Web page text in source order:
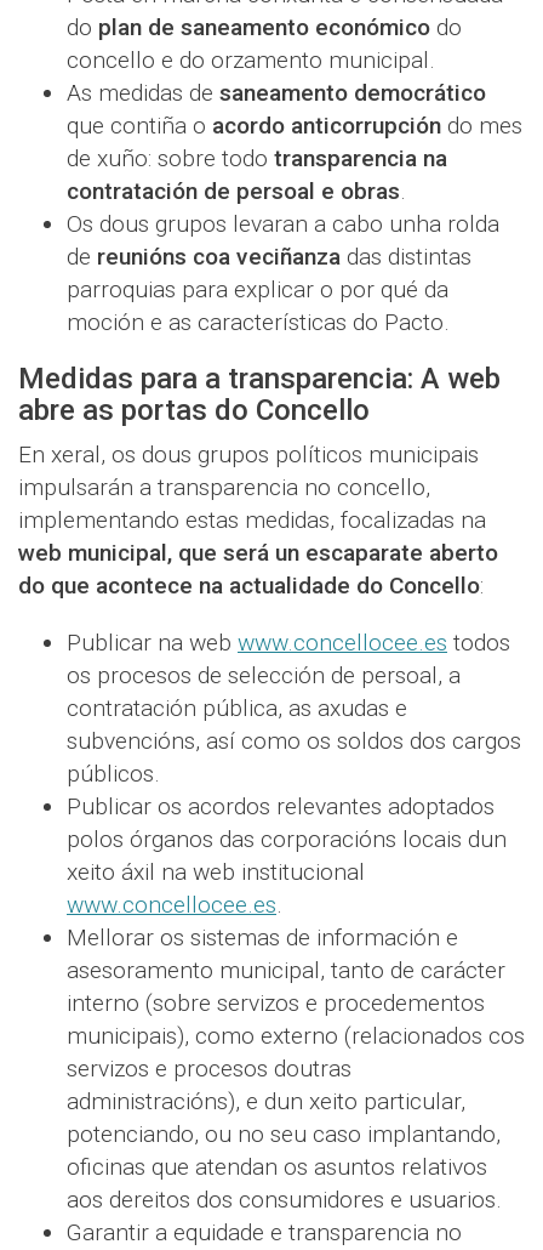
do plan de saneamento económico do
concello e do orzamento municipal.
As medidas de saneamento democrático
que contiña o acordo anticorrupción do mes
de xuño: sobre todo transparencia na
contratación de persoal e obras.
Os dous grupos levaran a cabo unha rolda
de reunións coa veciñanza das distintas
parroquias para explicar o por qué da
moción e as características do Pacto.
Medidas para a transparencia: A web
abre as portas do Concello
En xeral, os dous grupos políticos municipais
impulsarán a transparencia no concello,
implementando estas medidas, focalizadas na
web municipal, que será un escaparate aberto
do que acontece na actualidade do Concello:
Publicar na web www.concellocee.es todos
os procesos de selección de persoal, a
contratación pública, as axudas e
subvencións, así como os soldos dos cargos
públicos.
Publicar os acordos relevantes adoptados
polos órganos das corporacións locais dun
xeito áxil na web institucional
www.concellocee.es.
Mellorar os sistemas de información e
asesoramento municipal, tanto de carácter
interno (sobre servizos e procedementos
municipais), como externo (relacionados cos
servizos e procesos doutras
administracións), e dun xeito particular,
potenciando, ou no seu caso implantando,
oficinas que atendan os asuntos relativos
aos dereitos dos consumidores e usuarios.
Garantir a equidade e transparencia no